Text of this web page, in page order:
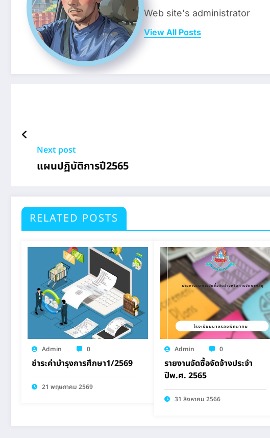
Web site's administrator
View All Posts
Next post
แผนปฏิบัติการปี2565
RELATED POSTS
Admin 0
ชำระค่าบำรุงการศึกษา1/2569
21 พฤษภาคม 2569
Admin 0
รายงานจัดซื้อจัดจ้างประจำ
ปีพ.ศ. 2565
31 สิงหาคม 2566